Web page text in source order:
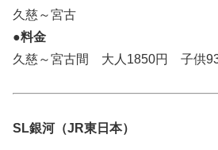
久慈～宮古
●料金
久慈～宮古間 大人1850円 子供
SL銀河（JR東日本）